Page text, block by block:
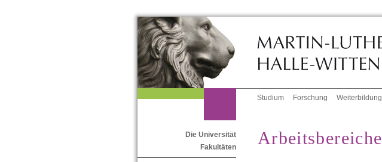
Studium Forschung Weiterbildung
Die Universität
Fakultäten
Arbeitsbereiche